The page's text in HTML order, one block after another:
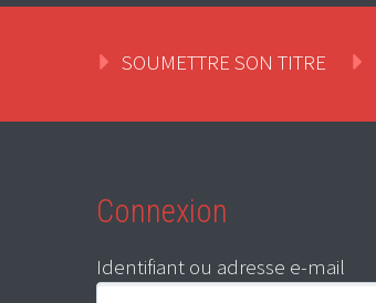
SOUMETTRE SON TITRE
Connexion
Identifiant ou adresse e-mail